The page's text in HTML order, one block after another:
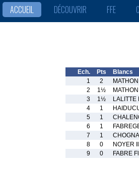
ACCUEIL DÉCOUVRIR FFE
Ech. Pts
Blancs
1
2
2
1½
3
1½
LALITTE
4
1
5
1
6
1
7
1
8
0
NOYER
9
0 FABRE